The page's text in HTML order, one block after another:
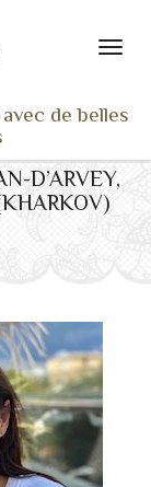
de belles
D’ARVEY,